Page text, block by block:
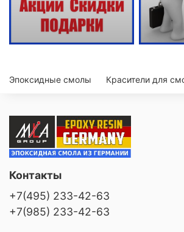
Эпоксидные смолы Красители для
Контакты
+7(495) 233-42-63
+7(985) 233-42-63